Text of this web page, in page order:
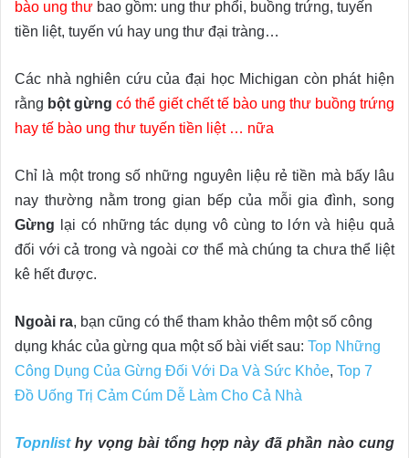
bào ung thư bao gồm: ung thư phổi, buồng trứng, tuyến
tiền liệt, tuyến vú hay ung thư đại tràng…
Các nhà nghiên cứu của đại học Michigan còn phát hiện
rằng bột gừng có thể giết chết tế bào ung thư buồng trứng
hay tế bào ung thư tuyến tiền liệt … nữa
Chỉ là một trong số những nguyên liệu rẻ tiền mà bấy lâu
nay thường nằm trong gian bếp của mỗi gia đình, song
Gừng lại có những tác dụng vô cùng to lớn và hiệu quả
đối với cả trong và ngoài cơ thể mà chúng ta chưa thể liệt
kê hết được.
Ngoài ra, bạn cũng có thể tham khảo thêm một số công
dụng khác của gừng qua một số bài viết sau: Top Những
Công Dụng Của Gừng Đối Với Da Và Sức Khỏe, Top 7
Đồ Uống Trị Cảm Cúm Dễ Làm Cho Cả Nhà
Topnlisthy vọng bài tổng hợp này đã phần nào cung